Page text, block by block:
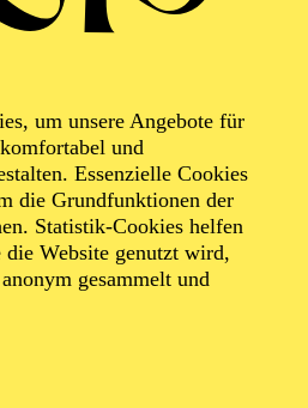
um unsere Angebote für
und
Essenzielle Cookies
die Grundfunktionen der
Statistik-Cookies helfen
die Website genutzt wird,
gesammelt und
da fehlt
Schuh
Feckler und Marie-Helen